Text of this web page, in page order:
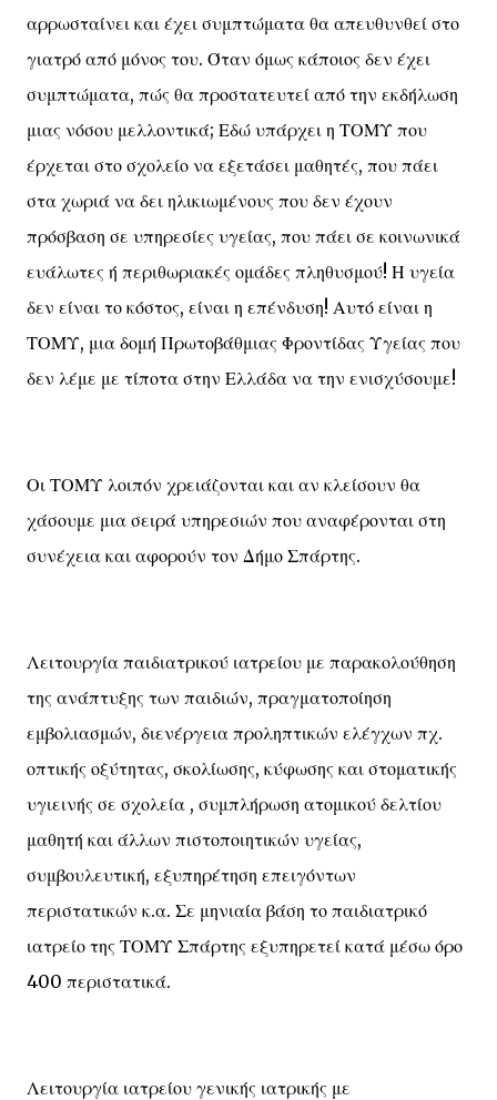
αρρωσταίνει και έχει συμπτώματα θα απευθυνθεί στο
γιατρό από μόνος του. Όταν όμως κάποιος δεν έχει
συμπτώματα, πώς θα προστατευτεί από την εκδήλωση
μιας νόσου μελλοντικά; Εδώ υπάρχει η ΤΟΜΥ που
έρχεται στο σχολείο να εξετάσει μαθητές, που πάει
στα χωριά να δει ηλικιωμένους που δεν έχουν
πρόσβαση σε υπηρεσίες υγείας, που πάει σε κοινωνικά
ευάλωτες ή περιθωριακές ομάδες πληθυσμού! Η υγεία
δεν είναι το κόστος, είναι η επένδυση! Αυτό είναι η
ΤΟΜΥ, μια δομή Πρωτοβάθμιας Φροντίδας Υγείας που
δεν λέμε με τίποτα στην Ελλάδα να την ενισχύσουμε!
Οι ΤΟΜΥ λοιπόν χρειάζονται και αν κλείσουν θα
χάσουμε μια σειρά υπηρεσιών που αναφέρονται στη
συνέχεια και αφορούν τον Δήμο Σπάρτης.
Λειτουργία παιδιατρικού ιατρείου με παρακολούθηση
της ανάπτυξης των παιδιών, πραγματοποίηση
εμβολιασμών, διενέργεια προληπτικών ελέγχων πχ.
οπτικής οξύτητας, σκολίωσης, κύφωσης και στοματικής
υγιεινής σε σχολεία , συμπλήρωση ατομικού δελτίου
μαθητή και άλλων πιστοποιητικών υγείας,
συμβουλευτική, εξυπηρέτηση επειγόντων
περιστατικών κ.α. Σε μηνιαία βάση το παιδιατρικό
ιατρείο της ΤΟΜΥ Σπάρτης εξυπηρετεί κατά μέσω όρο
400 περιστατικά.
Λειτουργία ιατρείου γενικής ιατρικής με